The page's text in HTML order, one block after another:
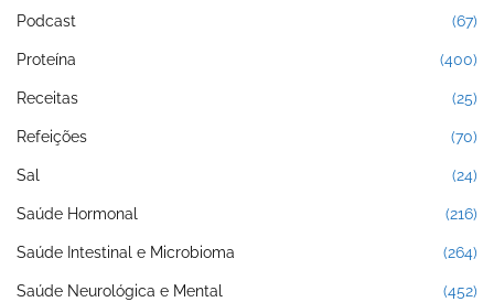
Podcast (67)
Proteína (400)
Receitas (25)
Refeições (70)
Sal (24)
Saúde Hormonal (216)
Saúde Intestinal e Microbioma (264)
Saúde Neurológica e Mental (452)